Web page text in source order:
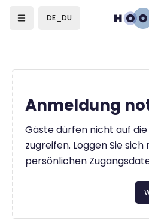
DE_DU
Anmeldung
Gäste dürfen nicht auf
zugreifen. Loggen Sie
persönlichen